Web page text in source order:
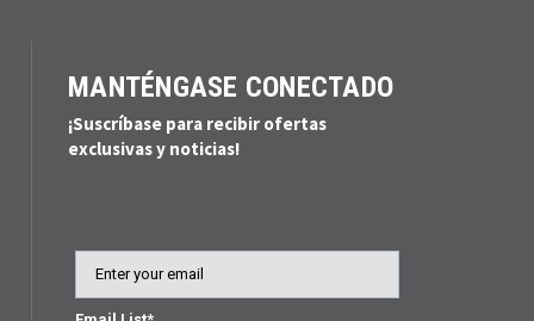
MANTÉNGASE CONECTADO
¡Suscríbase para recibir ofertas
exclusivas y noticias!